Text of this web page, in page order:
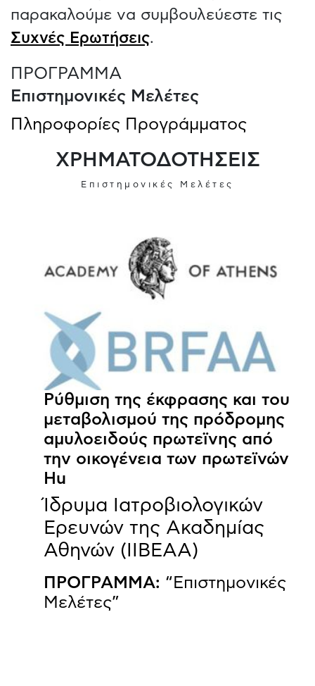
παρακαλούμε να συμβουλεύεστε τις
Συχνές Ερωτήσεις.
ΠΡΟΓΡΑΜΜΑ
Επιστημονικές Μελέτες
Πληροφορίες Προγράμματος
ΧΡΗΜΑΤΟΔΟΤΗΣΕΙΣ
Επιστημονικές Μελέτες
Ρύθμιση της έκφρασης και του
μεταβολισμού της πρόδρομης
αμυλοειδούς πρωτεϊνης από
την οικογένεια των πρωτεϊνών
Hu
Ίδρυμα Ιατροβιολογικών
Ερευνών της Ακαδημίας
Αθηνών (ΙΙΒΕΑΑ)
ΠΡΟΓΡΑΜΜΑ: “Επιστημονικές
Μελέτες”